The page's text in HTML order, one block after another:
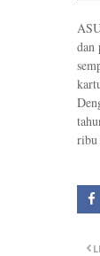
dan
ribu